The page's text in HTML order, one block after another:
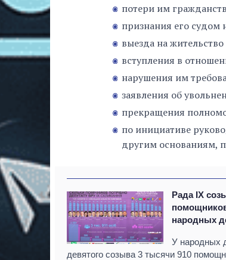
потери им
признания его судом
выезда на
вступления в
нарушения им
заявления об
прекращения
по инициативе
другим основаниям,
Рада IX
народных
У народных
девятого созыва 3 тысячи 910